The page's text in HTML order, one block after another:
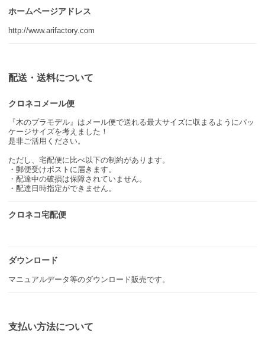
ホームページアドレス
http://www.arifactory.com
配送・送料について
クロネコメール便
『木のプラモデル』はメール便で送れる最大サイズに収まるようにパッ
ケージサイズを考えました！
是非ご活用ください。
ただし、宅配便に比べ以下の制約があります。
・郵便受けポストに届きます。
・配達中の破損は保障されていません。
・配達日時指定ができません。
クロネコ宅配便
ダウンロード
マニュアルデータ等のダウンロード販売です。
支払い方法について